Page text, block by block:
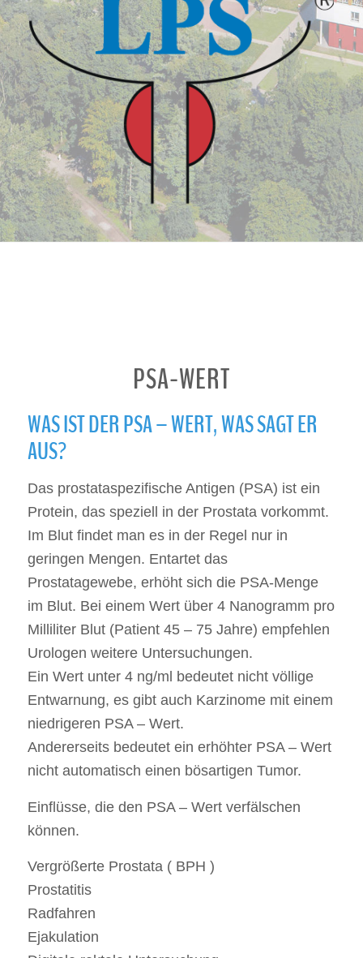
PSA-WERT
WAS IST DER PSA – WERT, WAS SAGT ER
AUS?
Das prostataspezifische Antigen (PSA) ist ein
Protein, das speziell in der Prostata vorkommt.
Im Blut findet man es in der Regel nur in
geringen Mengen. Entartet das
Prostatagewebe, erhöht sich die PSA-Menge
im Blut. Bei einem Wert über 4 Nanogramm pro
Milliliter Blut (Patient 45 – 75 Jahre) empfehlen
Urologen weitere Untersuchungen.
Ein Wert unter 4 ng/ml bedeutet nicht völlige
Entwarnung, es gibt auch Karzinome mit einem
niedrigeren PSA – Wert.
Andererseits bedeutet ein erhöhter PSA – Wert
nicht automatisch einen bösartigen Tumor.
Einflüsse, die den PSA – Wert verfälschen
können.
Vergrößerte Prostata ( BPH )
Prostatitis
Radfahren
Ejakulation